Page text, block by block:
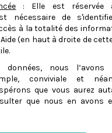
: Elle est réservée
nécessaire de
à la totalité des
(en haut à droite de
nous l’avons
conviviale et
que vous aurez
que nous en avons